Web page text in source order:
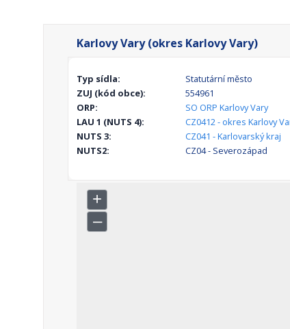
Karlovy Vary (okres Karlovy Vary)
Typ sídla:
Statutární město
ZUJ (kód obce):
554961
ORP:
SO ORP Karlovy Vary
LAU 1 (NUTS 4):
CZ0412 - okres Karlovy
NUTS 3:
CZ041 - Karlovarský kraj
NUTS2:
CZ04 - Severozápad